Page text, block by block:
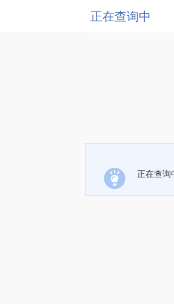
正在查询中
正在查询